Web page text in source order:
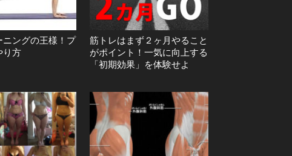
ニングの王様！プ
り方
筋トレはまず２ヶ月やること
がポイント！一気に向上する
「初期効果」を体験せよ